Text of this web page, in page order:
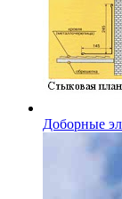
Доборные